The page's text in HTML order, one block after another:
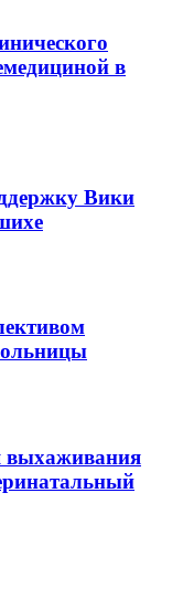
в
Вики
выхаживания